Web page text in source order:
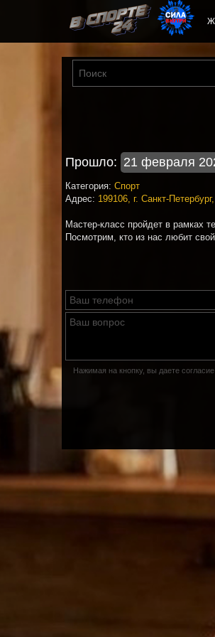
Прошло: 21 февраля
Категория: Спорт
Адрес: 199106, г. Санкт-
Мастер-класс пройдет в рамках
Посмотрим, кто из нас любит
Нажимая на кнопку, вы даете